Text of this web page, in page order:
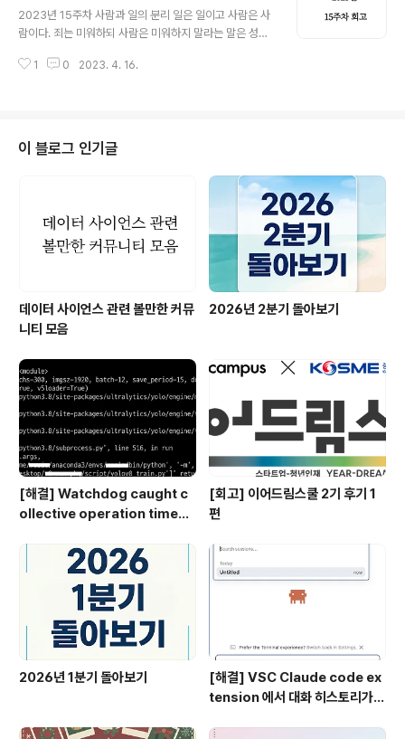
걸. 이 일을 왜 해야 하는지 도저히 이해가 안 되면 시키니
까 해야지, 돈 주니까 해야지 마인드로 '버텨낸다'. 그렇게
꾼다. (나는 후자였다.) 요새 전 회사의 기사가 많이 보인다.
2023년 15주차 사람과 일의 분리 일은 일이고 사람은 사
람이다. 죄는 미워하되 사람은 미워하지 말라는 말은 성경
한에서 일과 사람을 분리하려고 노력해 왔다. 이슈가 생겼
중요하지. 그 사이에 괜히 누구 때문에 라느니 어쩌다 이렇
게 됐지 하는 부산물들을 머리에 끼워넣기 시작하면 스트
레스의 원인 그 이상 그 이하도 되지 않는다. 설령 어느 한
사람 혹은 한 팀 때문에 생긴 문제임이 명확하더라도, 같은
회사 혹은 프로젝트에 속해있다면 나몰라라 할 수는 없는
일 아닌가.... 업무적으로..
1 0 2023. 4. 16.
이 블로그 인기글
데이터 사이언스 관련 볼만한 커뮤
니티 모음
2026년 2분기 돌아보기
[해결] Watchdog caught c
ollective operation timeou
임아웃 시간 설정
[회고] 이어드림스쿨 2기 후기 1
편
2026년 1분기 돌아보기
[해결] VSC Claude code ex
tension 에서 대화 히스토리가